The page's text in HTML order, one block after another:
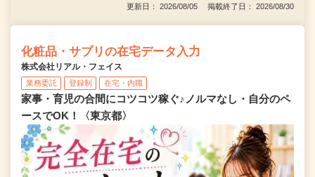
更新日： 2026/08/05 掲載終了日： 2026/08/30
化粧品・サプリの在宅データ入力
株式会社リアル・フェイス
業務委託 登録制 在宅・内職
家事・育児の合間にコツコツ稼ぐ♪ノルマなし・自分のペ
ースでOK！〈東京都〉